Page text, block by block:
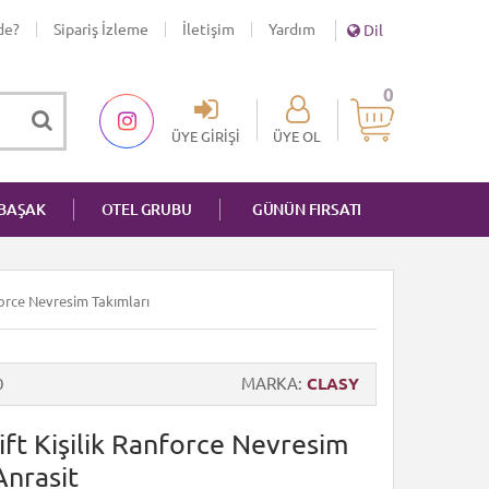
Sipariş İzleme İletişim Yardım Dil
0
ÜYE GIRIŞI ÜYE OL
OTEL GRUBU GÜNÜN FIRSATI
Nevresim Takımları
MARKA CLASY
Kişilik Ranforce Nevresim